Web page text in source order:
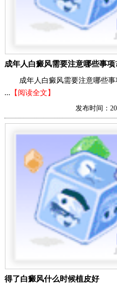
成年人白癜风需要注意哪些事项
成年人白癜风需要注意哪些事
... 【阅读全文】
发布时间：
得了白癜风什么时候植皮好